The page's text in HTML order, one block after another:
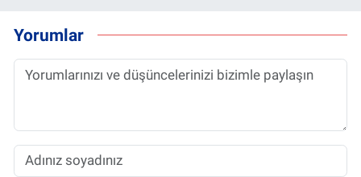
Yorumlar